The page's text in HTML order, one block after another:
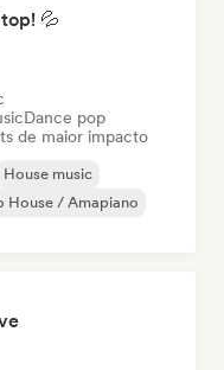
💦
Dance pop
de maior impacto
House music
House / Amapiano